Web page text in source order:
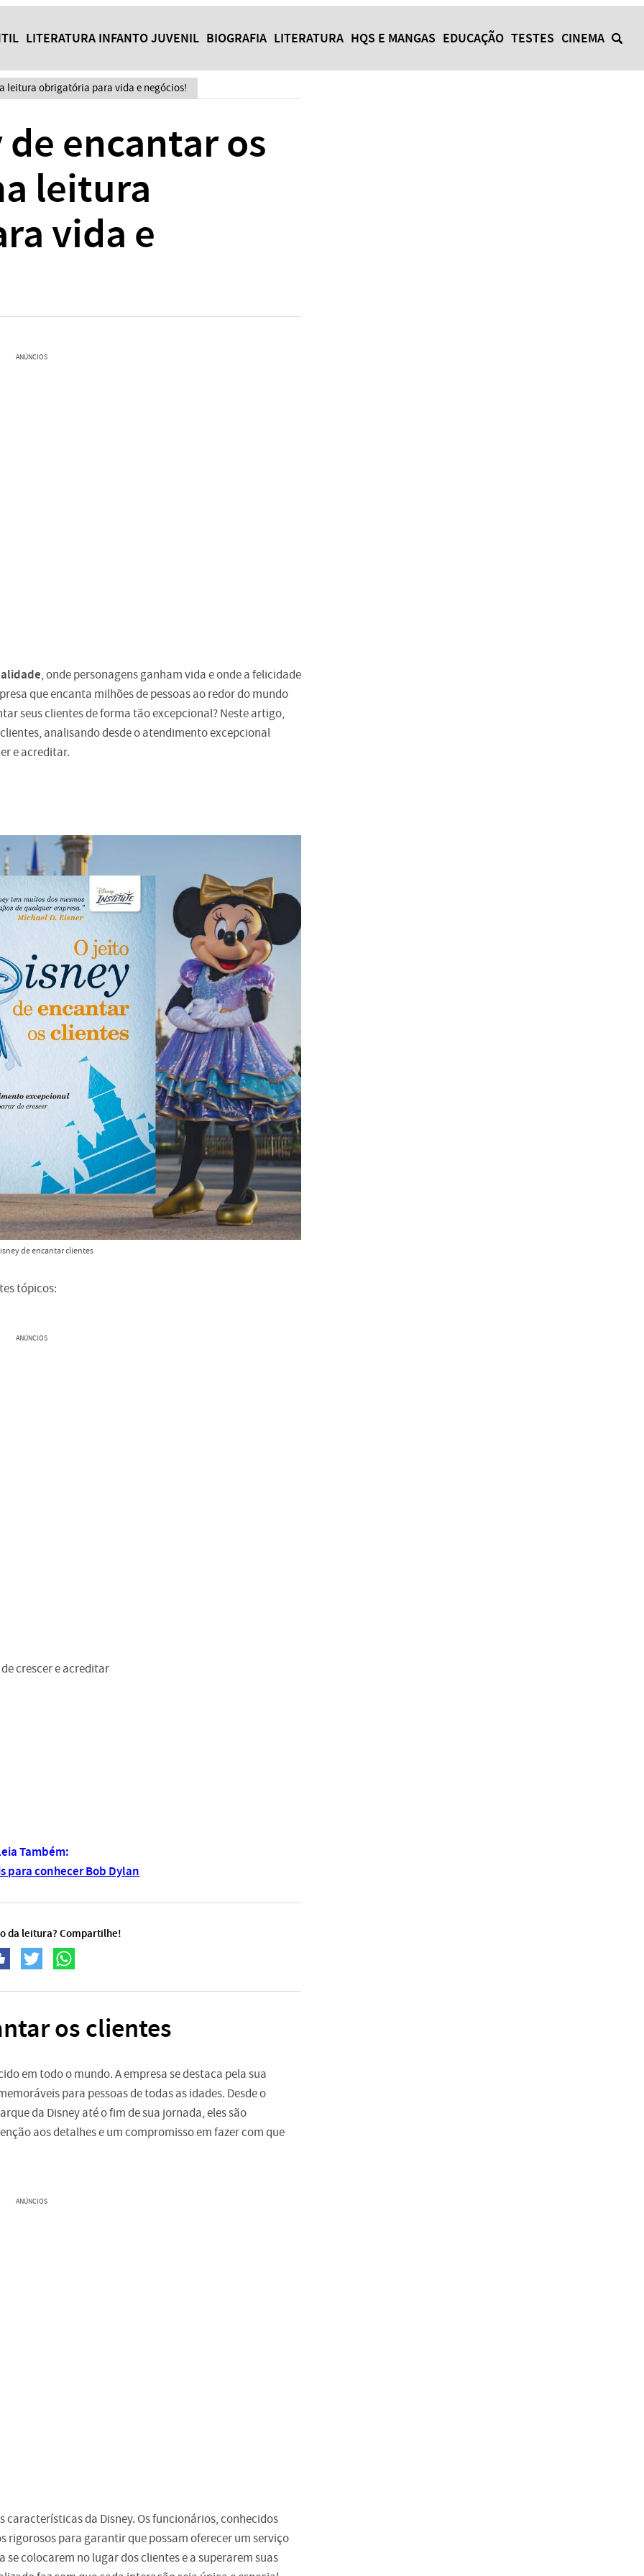
LITERATURA INFANTO JUVENIL BIOGRAFIA LITERATURA HQS E MANGAS EDUCAÇÃO TESTES CINEMA
leitura obrigatória para vida e negócios!
encantar os
leitura
vida e
ANÚNCIOS
, onde personagens ganham vida e onde a felicidade
que encanta milhões de pessoas ao redor do mundo
seus clientes de forma tão excepcional? Neste artigo,
analisando desde o atendimento excepcional
e acreditar.
de encantar clientes
tópicos:
ANÚNCIOS
crescer e acreditar
Também:
para conhecer Bob Dylan
da leitura? Compartilhe!
os clientes
em todo o mundo. A empresa se destaca pela sua
para pessoas de todas as idades. Desde o
da Disney até o fim de sua jornada, eles são
aos detalhes e um compromisso em fazer com que
ANÚNCIOS
da Disney. Os funcionários, conhecidos
rigorosos para garantir que possam oferecer um serviço
colocarem no lugar dos clientes e a superarem suas